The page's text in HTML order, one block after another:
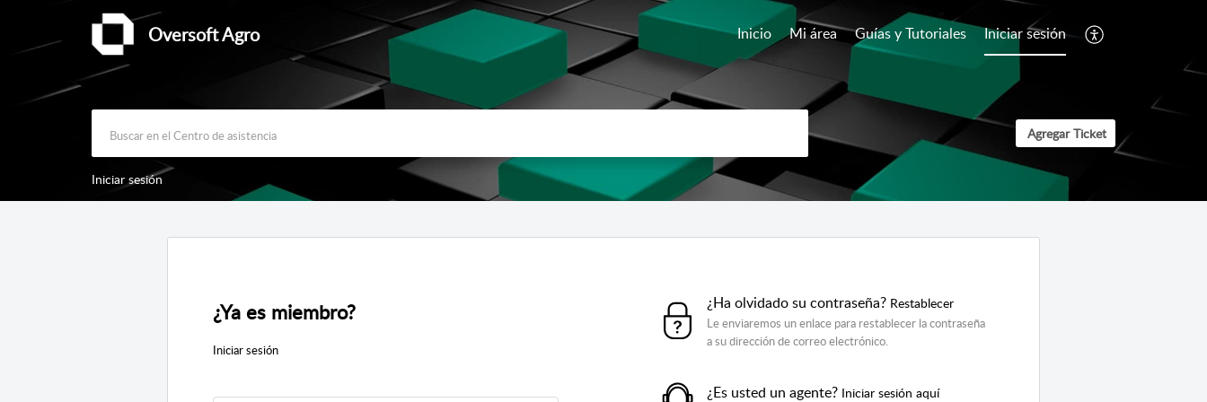
Oversoft Agro Inicio Mi área Guías y Tutoriales Iniciar sesión
Agregar Ticket
Iniciar sesión
¿Ya es miembro?
Iniciar sesión
¿Ha olvidado su contraseña? Restablecer
Le enviaremos un enlace para restablecer la contraseña
a su dirección de correo electrónico.
¿Es usted un agente? Iniciar sesión aquí